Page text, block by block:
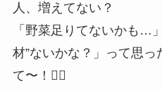
人、増えてない？
「野菜足りてないかも…
材”ないかな？」って思
て〜！🙋‍♀️